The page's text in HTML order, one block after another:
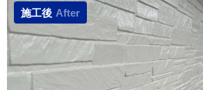
施工後 After